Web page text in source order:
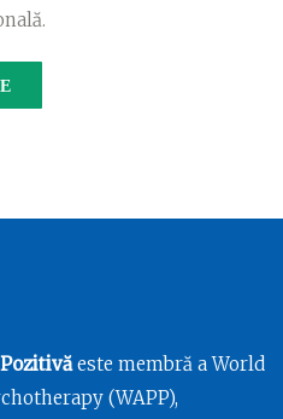
este membră a World
(WAPP),